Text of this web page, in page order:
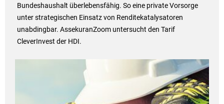
Bundeshaushalt überlebensfähig. So eine private Vorsorge
unter strategischen Einsatz von Renditekatalysatoren
unabdingbar. AssekuranZoom untersucht den Tarif
CleverInvest der HDI.